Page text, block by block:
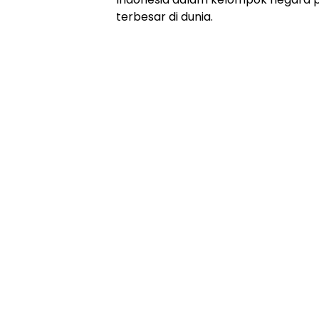
terbesar di dunia.